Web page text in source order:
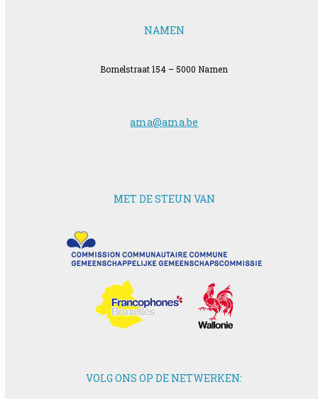
NAMEN
Bomelstraat 154 – 5000 Namen
ama@ama.be
MET DE STEUN VAN
VOLG ONS OP DE NETWERKEN: